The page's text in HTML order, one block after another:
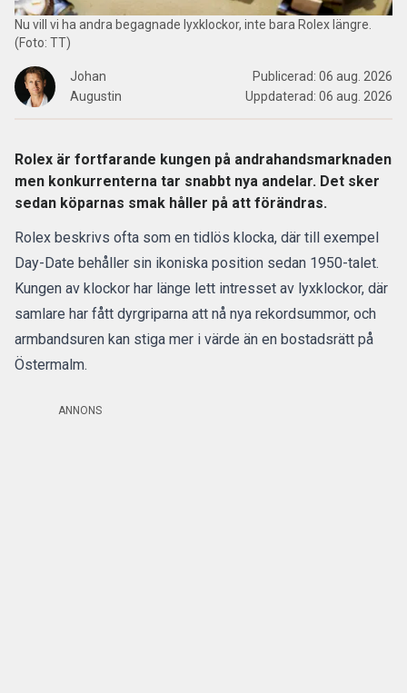
Nu vill vi ha andra begagnade lyxklockor, inte bara Rolex längre.
(Foto: TT)
Johan
Augustin
Publicerad: 06 aug. 2026
Uppdaterad: 06 aug. 2026
Rolex är fortfarande kungen på andrahandsmarknaden
men konkurrenterna tar snabbt nya andelar. Det sker
sedan köparnas smak håller på att förändras.
Rolex beskrivs ofta som en tidlös klocka, där till exempel
Day-Date behåller sin ikoniska position sedan 1950-talet.
Kungen av klockor har länge lett intresset av lyxklockor, där
samlare har fått dyrgriparna att nå nya rekordsummor, och
armbandsuren kan stiga mer i värde än en bostadsrätt på
Östermalm.
ANNONS